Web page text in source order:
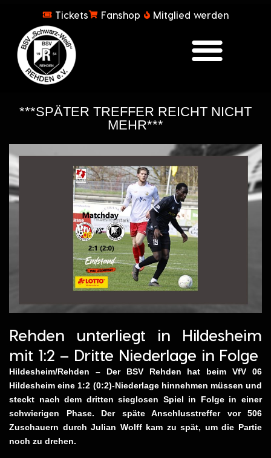
Tickets Fanshop Mitglied werden
***SPÄTER TREFFER REICHT NICHT
MEHR***
Rehden unterliegt in Hildesheim
mit 1:2 – Dritte Niederlage in Folge
Hildesheim/Rehden – Der BSV Rehden hat beim VfV 06
Hildesheim eine 1:2 (0:2)-Niederlage hinnehmen müssen und
steckt nach dem dritten sieglosen Spiel in Folge in einer
schwierigen Phase. Der späte Anschlusstreffer vor 506
Zuschauern durch Julian Wolff kam zu spät, um die Partie
noch zu drehen.